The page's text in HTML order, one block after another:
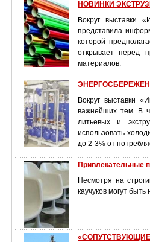
НОВИНКИ
Вокруг выставки
представила
которой
открывает перед
материалов.
Вокруг выставки
важнейших тем. В
литьевых и
использовать
до 2-3% от
Привлекательные
Несмотря на
каучуков могут